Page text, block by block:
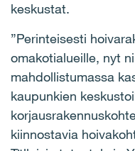
keskustat.
”Perinteisesti
omakotialueille, nyt
mahdollistumassa
kaupunkien
kiinnostavia